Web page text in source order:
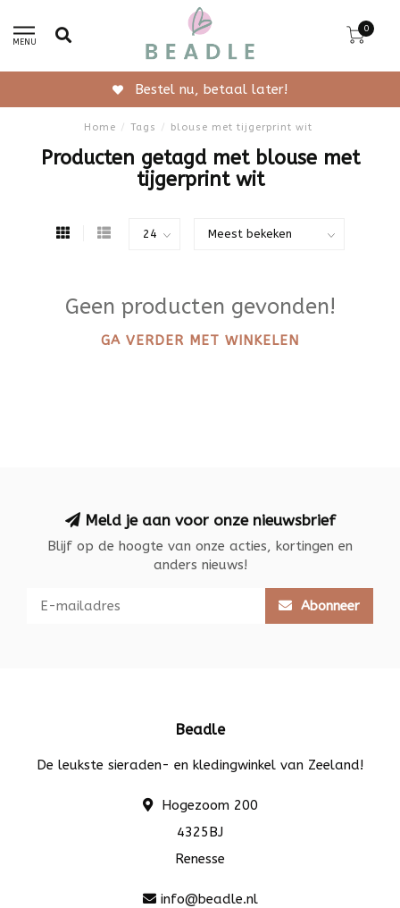
MENU
0
Bestel nu, betaal later!
Home / Tags / blouse met tijgerprint wit
Producten getagd met blouse met
tijgerprint wit
Geen producten gevonden!
GA VERDER MET WINKELEN
Meld je aan voor onze nieuwsbrief
Blijf op de hoogte van onze acties, kortingen en
anders nieuws!
Abonneer
Beadle
De leukste sieraden- en kledingwinkel van Zeeland!
Hogezoom 200
4325BJ
Renesse
info@beadle.nl